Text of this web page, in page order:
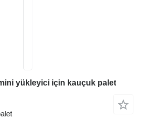
yükleyici için kauçuk palet